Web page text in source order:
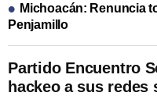
Partido Encuentro
hackeo a sus redes
Michoacán: Renuncia
Penjamillo